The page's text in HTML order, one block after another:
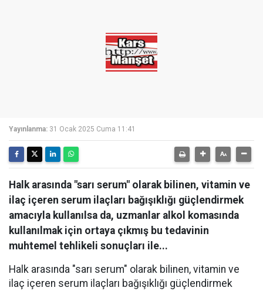
Yayınlanma: 31 Ocak 2025 Cuma 11:41
Halk arasında "sarı serum" olarak bilinen, vitamin ve
ilaç içeren serum ilaçları bağışıklığı güçlendirmek
amacıyla kullanılsa da, uzmanlar alkol komasında
kullanılmak için ortaya çıkmış bu tedavinin
muhtemel tehlikeli sonuçları ile...
Halk arasında "sarı serum" olarak bilinen, vitamin ve
ilaç içeren serum ilaçları bağışıklığı güçlendirmek